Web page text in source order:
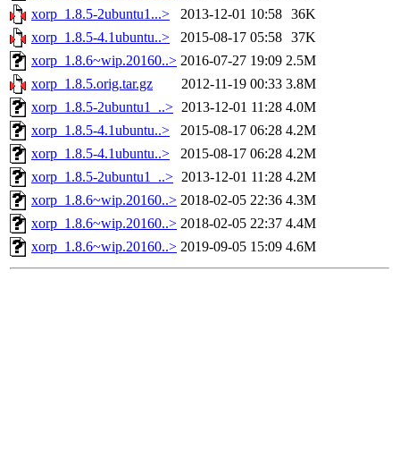
xorp_1.8.5-2ubuntu1...>
2013-12-01 10:58 36K
xorp_1.8.5-4.1ubuntu..>
2015-08-17 05:58 37K
xorp_1.8.6~wip.20160..> 2016-07-27 19:09 2.5M
xorp_1.8.5.orig.tar.gz
2012-11-19 00:33 3.8M
xorp_1.8.5-2ubuntu1_..> 2013-12-01 11:28 4.0M
xorp_1.8.5-4.1ubuntu..>
2015-08-17 06:28 4.2M
xorp_1.8.5-4.1ubuntu..>
2015-08-17 06:28 4.2M
xorp_1.8.5-2ubuntu1_..> 2013-12-01 11:28 4.2M
xorp_1.8.6~wip.20160..> 2018-02-05 22:36 4.3M
xorp_1.8.6~wip.20160..> 2018-02-05 22:37 4.4M
xorp_1.8.6~wip.20160..> 2019-09-05 15:09 4.6M